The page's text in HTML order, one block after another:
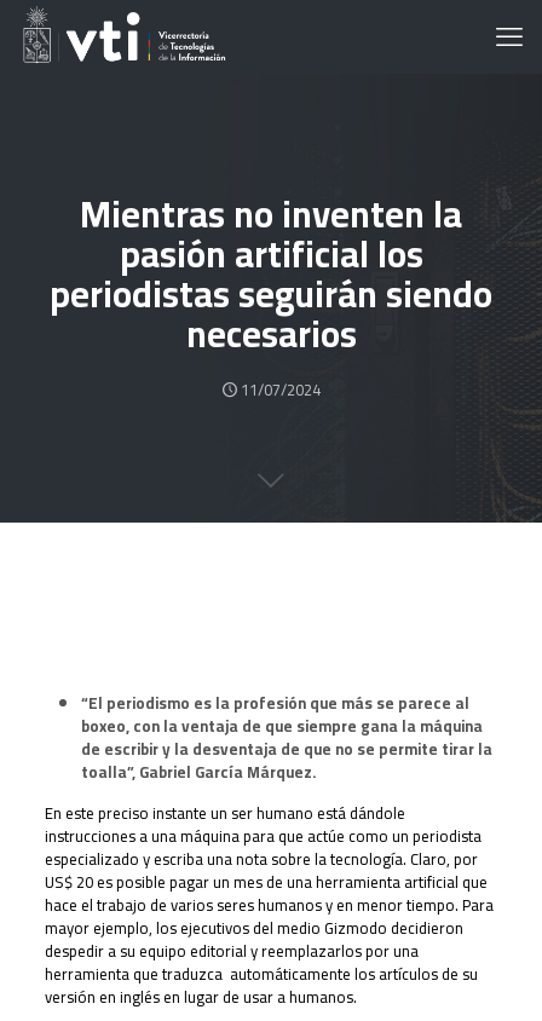
Mientras no inventen la
pasión artificial los
periodistas seguirán siendo
necesarios
11/07/2024
“El periodismo es la profesión que más se parece al
boxeo, con la ventaja de que siempre gana la máquina
de escribir y la desventaja de que no se permite tirar la
toalla”, Gabriel García Márquez.
En este preciso instante un ser humano está dándole
instrucciones a una máquina para que actúe como un periodista
especializado y escriba una nota sobre la tecnología. Claro, por
US$ 20 es posible pagar un mes de una herramienta artificial que
hace el trabajo de varios seres humanos y en menor tiempo. Para
mayor ejemplo, los ejecutivos del medio Gizmodo decidieron
despedir a su equipo editorial y reemplazarlos por una
herramienta que traduzca automáticamente los artículos de su
versión en inglés en lugar de usar a humanos.